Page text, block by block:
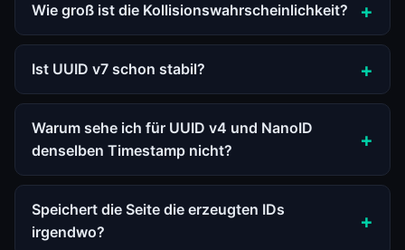
Wie groß ist die Kollisionswahrscheinlichkeit?
Ist UUID v7 schon stabil?
Warum sehe ich für UUID v4 und NanoID
denselben Timestamp nicht?
Speichert die Seite die erzeugten IDs
irgendwo?